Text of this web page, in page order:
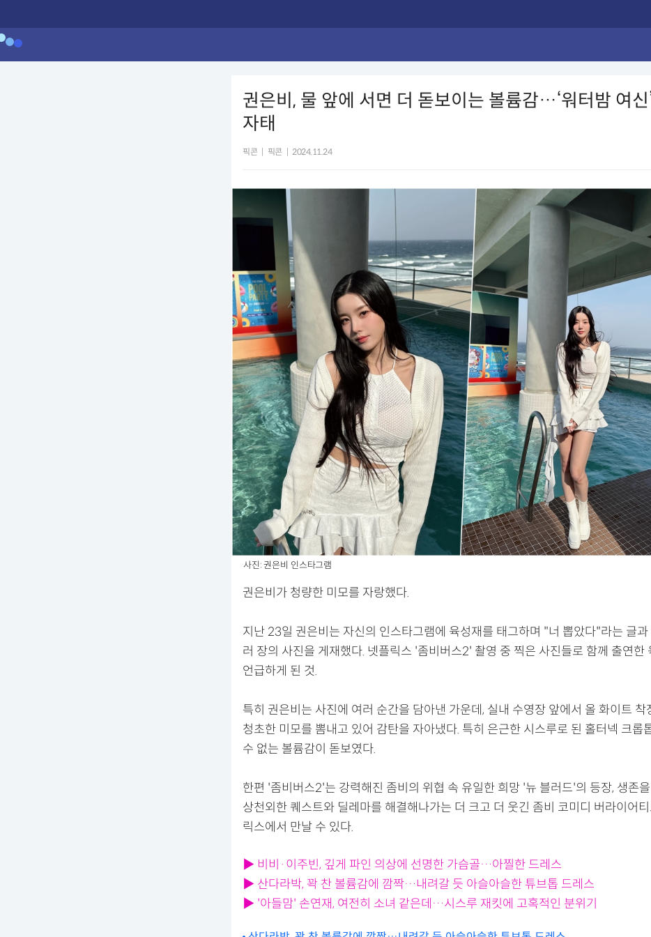
권은비, 물 앞에 서면 더 돋보이는 볼륨감…‘워터밤 여신
자태
픽콘 픽콘 2024.11.24
사진: 권은비 인스타그램
권은비가 청량한 미모를 자랑했다.
지난 23일 권은비는 자신의 인스타그램에 육성재를 태그하며 "너 뽑았다"라는 글과
러 장의 사진을 게재했다. 넷플릭스 '좀비버스2' 촬영 중 찍은 사진들로 함께 출연한
언급하게 된 것.
특히 권은비는 사진에 여러 순간을 담아낸 가운데, 실내 수영장 앞에서 올 화이트 착
청초한 미모를 뽐내고 있어 감탄을 자아냈다. 특히 은근한 시스루로 된 홀터넥 크롭
수 없는 볼륨감이 돋보였다.
한편 '좀비버스2'는 강력해진 좀비의 위협 속 유일한 희망 '뉴 블러드'의 등장, 생존을
상천외한 퀘스트와 딜레마를 해결해나가는 더 크고 더 웃긴 좀비 코미디 버라이어
릭스에서 만날 수 있다.
▶ 비비·이주빈, 깊게 파인 의상에 선명한 가슴골…아찔한 드레스
▶ 산다라박, 꽉 찬 볼륨감에 깜짝…내려갈 듯 아슬아슬한 튜브톱 드레스
▶ '아들맘' 손연재, 여전히 소녀 같은데…시스루 재킷에 고혹적인 분위기